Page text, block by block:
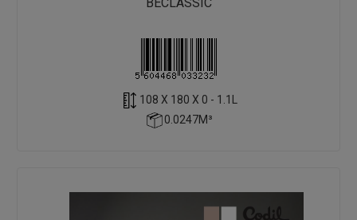
108 X 180 X 0 - 1.1L
0.0247M³